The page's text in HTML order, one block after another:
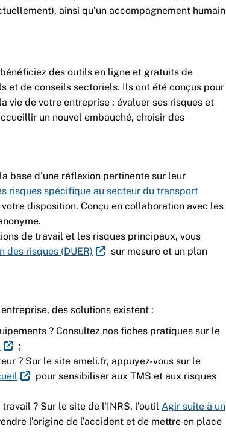
ainsi qu’un accompagnement humain
des outils en ligne et gratuits de
et de conseils sectoriels. Ils ont été conçus pour
vie de votre entreprise : évaluer ses risques et
un nouvel embauché, choisir des
base d’une réflexion pertinente sur leur
risques spécifique au secteur du transport
disposition. Conçu en collaboration avec les
de travail et les risques principaux, vous
des risques (DUER)
sur mesure et un plan
des solutions existent :
? Consultez nos fiches pratiques sur le
;
? Sur le site ameli.fr, appuyez-vous sur le
pour sensibiliser aux TMS et aux risques
? Sur le site de l'INRS, l’outil Agir suite à un
l’origine de l’accident et de mettre en place